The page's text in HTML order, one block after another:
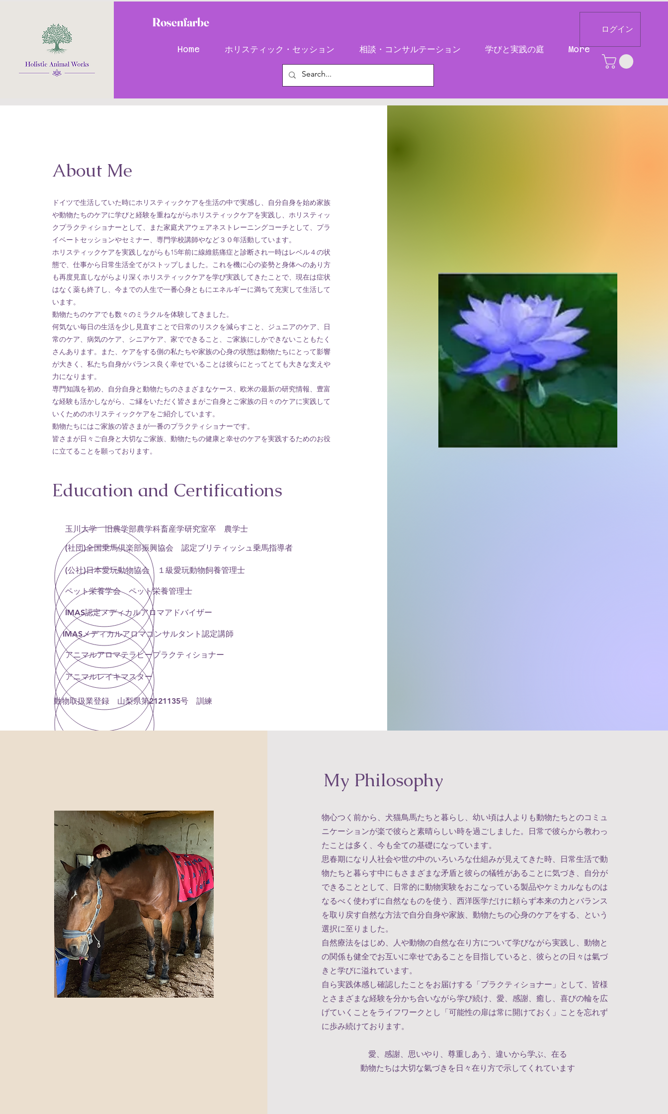
Rosenfarbe
Home ホリスティック・セッション 相談・コンサルテーション 学びと実践の庭 More
ログイン
About Me
ドイツで生活していた時にホリスティックケアを生活の中で実感し、自分自身を始め家族
や動物たちのケアに学びと経験を重ねながらホリスティックケアを実践し、ホリスティッ
クプラクティショナーとして、また家庭犬アウェアネストレーニングコーチとして、プラ
イベートセッションやセミナー、専門学校講師やなど３０年活動しています。
ホリスティックケアを実践しながらも15年前に線維筋痛症と診断され一時はレベル４の状
態で、仕事から日常生活全てがストップしました。これを機に心の姿勢と身体へのあり方
も再度見直しながらより深くホリスティックケアを学び実践してきたことで 、現在は症状
はなく薬も終了し
、今までの人生で一番心身ともにエネルギーに満ちて充実して生活して
います。
動物たちのケアでも数々のミラクルを体験してきました。
何気ない毎日の生活を少し見直すことで日常のリスクを減らすこと、ジュニアのケア、日
常のケア、病気のケア、シニアケア、家でできること、 ご家族にしかできないこともたく
さんあります。また、ケアをする側の私たちや家族の心身の状態は動物たちにとって影響
が大きく、私たち自身がバランス良く幸せでいることは彼らにとってとても大きな支えや
力になります。
専門知識を初め、自分自身と動物たちのさまざまなケース、欧米の最新の研究情報、豊富
な経験も活かしながら、ご縁をいただく皆さまがご自身とご家族の日々のケアに実践して
いくためのホリスティックケアをご紹介しています。
動物たちにはご家族の皆さまが一番のプラクティショナーです。
皆さまが日々ご自身と大切なご家族、動物たちの健康と幸せのケアを実践するためのお役
に立てることを願っております。
Education and Certifications
玉川大学 旧農学部農学科畜産学研究室卒 農学士
​(社団)全国乗馬倶楽部振興協会 認定ブリティッシュ乗馬指導者
(公社)日本愛玩動物協会 １級愛玩動物飼養管理士
ペット栄養学会 ペット栄養管理士
IMAS認定メディカルアロマアドバイザー
IMASメディカルアロマコンサルタント認定講師
アニマルアロマテラピープラクティショナー
アニマルレイキマスター
動物取扱業登録 山梨県第2121135号 訓練
My Philosophy
物心つく前から、犬猫鳥馬たちと暮らし、幼い頃は人よりも動物たちとのコミュ
ニケーションが楽で彼らと素晴らしい時を過ごしました。日常で彼らから教わっ
たことは多く、今も全ての基礎になっています。
思春期になり人社会や世の中のいろいろな仕組みが見えてきた時、日常生活で動
物たちと暮らす中にもさまざまな矛盾と彼らの犠牲があることに気づき、自分が
できることとして、日常的に動物実験をおこなっている製品やケミカルなものは
なるべく使わずに自然なものを使う、西洋医学だけに頼らず本来の力とバランス
を取り戻す自然な方法で自分自身や家族、動物たちの心身のケアをする、という
選択に至りました。
自然療法をはじめ、人や動物の自然な在り方について学びながら実践し、動物と
の関係も健全でお互いに幸せであることを目指していると、彼らとの日々は氣づ
きと学びに溢れています。
自ら実践体感し確認したことをお届けする「プラクティショナー」として、皆様
とさまざまな経験を分かち合いながら学び続け、愛、感謝、癒し、喜びの輪を広
げていくことをライフワークとし「可能性の扉は常に開けておく」ことを忘れず
に歩み続けております。
愛、感謝、思いやり、尊重しあう、違いから学ぶ、在る
動物たちは大切な氣づきを日々在り方で示してくれています